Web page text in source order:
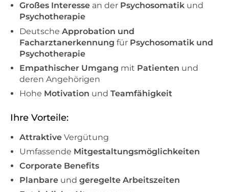
Großes Interesse an der Psychosomatik und
Psychotherapie
Deutsche Approbation und
Facharztanerkennung für Psychosomatik und
Psychotherapie
Empathischer Umgang mit Patienten und
deren Angehörigen
Hohe Motivation und Teamfähigkeit
Ihre Vorteile:
Attraktive Vergütung
Umfassende Mitgestaltungsmöglichkeiten
Corporate Benefits
Planbare und geregelte Arbeitszeiten